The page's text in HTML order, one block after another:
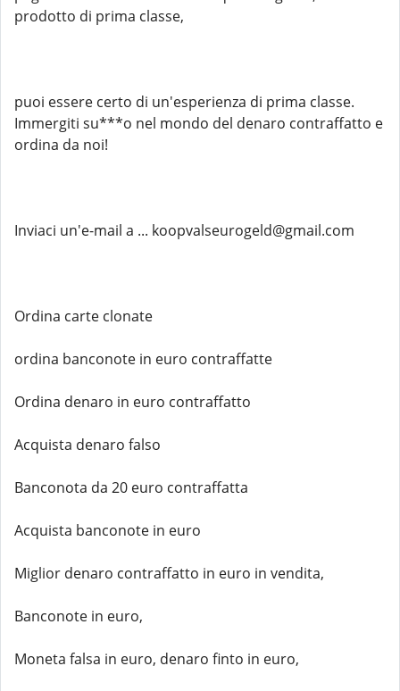
prodotto di prima classe,
puoi essere certo di un'esperienza di prima classe.
Immergiti su***o nel mondo del denaro contraffatto e
ordina da noi!
Inviaci un'e-mail a ... koopvalseurogeld@gmail.com
Ordina carte clonate
ordina banconote in euro contraffatte
Ordina denaro in euro contraffatto
Acquista denaro falso
Banconota da 20 euro contraffatta
Acquista banconote in euro
Miglior denaro contraffatto in euro in vendita,
Banconote in euro,
Moneta falsa in euro, denaro finto in euro,